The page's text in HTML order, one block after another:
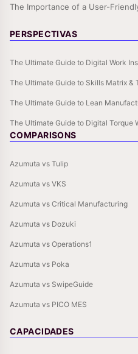
The Importance of a User-
PERSPECTIVAS
The Ultimate Guide to Digital Work
The Ultimate Guide to Skills Matrix &
The Ultimate Guide to Lean
The Ultimate Guide to Digital Torque
COMPARISONS
Azumuta vs Tulip
Azumuta vs VKS
Azumuta vs Critical Manufacturing
Azumuta vs Dozuki
Azumuta vs Operations1
Azumuta vs Poka
Azumuta vs SwipeGuide
Azumuta vs PICO MES
CAPACIDADES